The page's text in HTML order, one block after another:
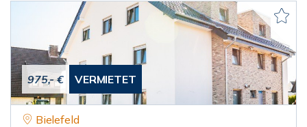
975,- € VERMIETET
Bielefeld